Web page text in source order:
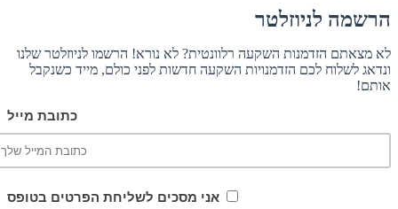
הרשמה לניוזלטר
לא מצאתם הזדמנות השקעה רלוונטית? לא נורא! הרשמו לניוזלטר שלנו
ונדאג לשלוח לכם הזדמנויות השקעה חדשות לפני כולם, מייד כשנקבל
אותם!
כתובת מייל
אני מסכים לשליחת הפרטים בטופס